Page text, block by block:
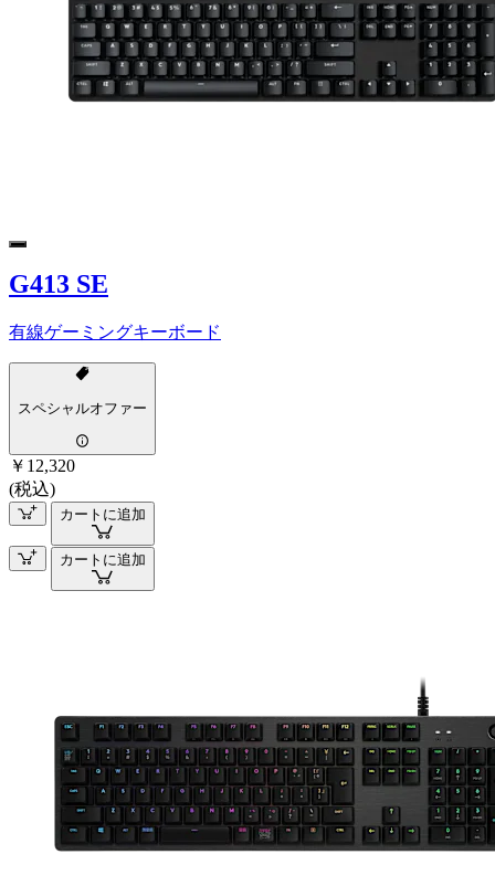
G413 SE
有線ゲーミングキーボード
スペシャルオファー
￥12,320
(税込)
カートに追加
カートに追加